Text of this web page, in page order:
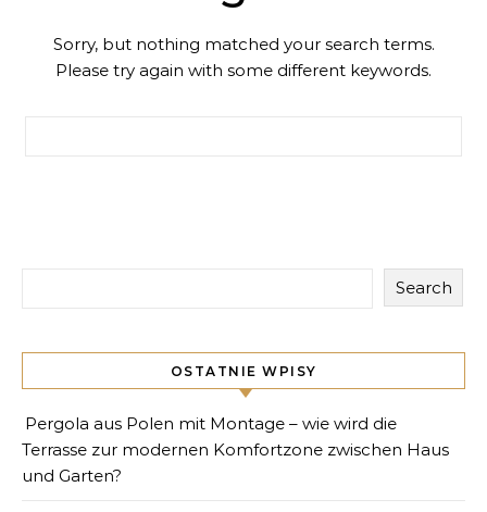
Sorry, but nothing matched your search terms.
Please try again with some different keywords.
Search
OSTATNIE WPISY
Pergola aus Polen mit Montage – wie wird die
Terrasse zur modernen Komfortzone zwischen Haus
und Garten?